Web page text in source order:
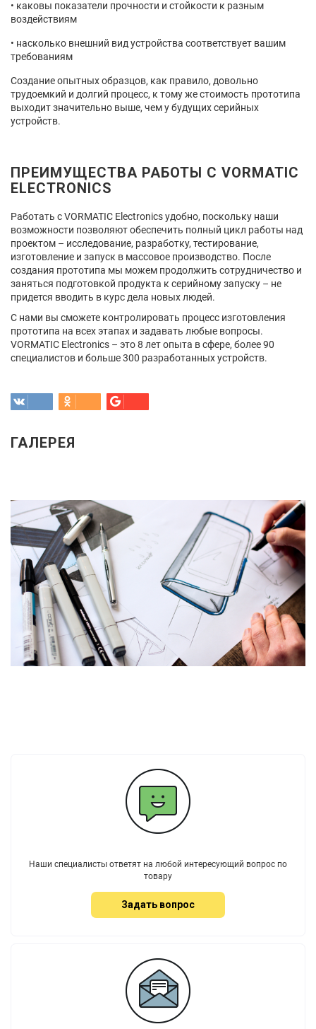
каковы показатели прочности и стойкости к разным
воздействиям
насколько внешний вид устройства соответствует вашим
требованиям
Создание опытных образцов, как правило, довольно
трудоемкий и долгий процесс, к тому же стоимость прототипа
выходит значительно выше, чем у будущих серийных
устройств.
ПРЕИМУЩЕСТВА РАБОТЫ С VORMATIC
ELECTRONICS
Работать с VORMATIC Electronics удобно, поскольку наши
возможности позволяют обеспечить полный цикл работы над
проектом – исследование, разработку, тестирование,
изготовление и запуск в массовое производство. После
создания прототипа мы можем продолжить сотрудничество и
заняться подготовкой продукта к серийному запуску – не
придется вводить в курс дела новых людей.
С нами вы сможете контролировать процесс изготовления
прототипа на всех этапах и задавать любые вопросы.
VORMATIC Electronics – это 8 лет опыта в сфере, более 90
специалистов и больше 300 разработанных устройств.
ГАЛЕРЕЯ
Наши специалисты ответят на любой интересующий вопрос по
товару
Задать вопрос